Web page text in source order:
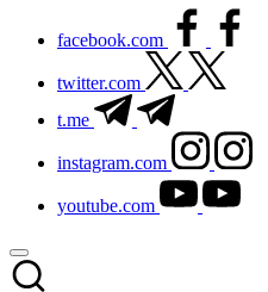
facebook.com
twitter.com
t.me
instagram.com
youtube.com